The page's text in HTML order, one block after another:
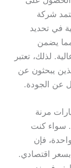
شركة
في تحديد
يضمن
لذلك، تعتبر
يبحثون عن
عن الجودة.
مرنة
سواء كنت
فإن
اقتصادي.